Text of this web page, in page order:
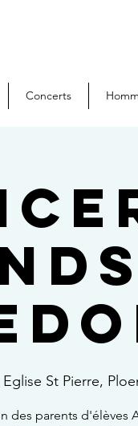
Concerts
Eglise St Pierre,
des parents d'élèves